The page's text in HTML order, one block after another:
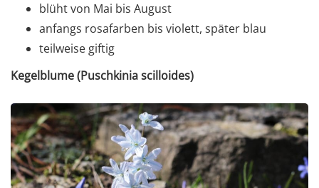
blüht von Mai bis August
anfangs rosafarben bis violett, später blau
teilweise giftig
Kegelblume (Puschkinia scilloides)